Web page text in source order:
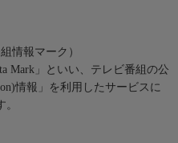
情報マーク）
Mark」といい、テレビ番組の公
情報」を利用したサービスに